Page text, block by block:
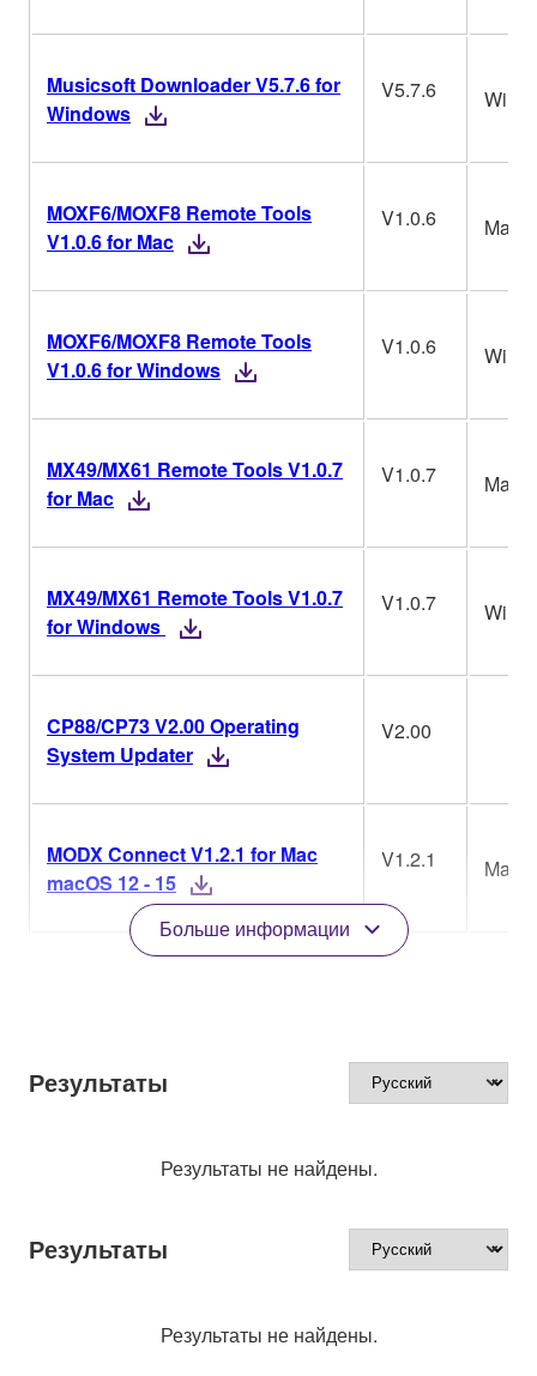
Musicsoft Downloader V5.7.6 for
Windows
V5.7.6 Win
MOXF6/MOXF8 Remote Tools
V1.0.6 for Mac
V1.0.6 Mac
MOXF6/MOXF8 Remote Tools
V1.0.6 for Windows
V1.0.6 Win
MX49/MX61 Remote Tools V1.0.7
for Mac
V1.0.7 Mac
MX49/MX61 Remote Tools V1.0.7
for Windows
V1.0.7 Win
CP88/CP73 V2.00 Operating
System Updater
V2.00
MODX Connect V1.2.1 for Mac
macOS 12 - 15
V1.2.1 Mac
Больше информации
Результаты
Результаты не найдены.
Результаты
Результаты не найдены.